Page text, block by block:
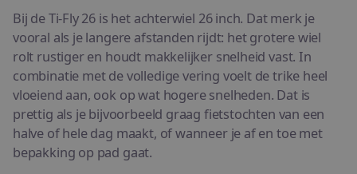
Bij de Ti-Fly 26 is het achterwiel 26 inch. Dat merk je
vooral als je langere afstanden rijdt: het grotere wiel
rolt rustiger en houdt makkelijker snelheid vast. In
combinatie met de volledige vering voelt de trike heel
vloeiend aan, ook op wat hogere snelheden. Dat is
prettig als je bijvoorbeeld graag fietstochten van een
halve of hele dag maakt, of wanneer je af en toe met
bepakking op pad gaat.